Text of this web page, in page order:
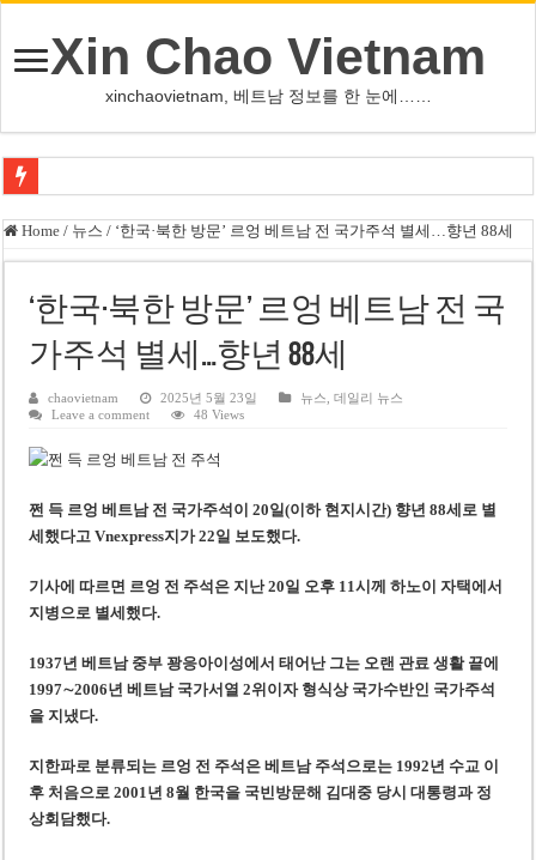
Xin Chao Vietnam
xinchaovietnam, 베트남 정보를 한 눈에……
쩐 타인 먼 베트남 국회의장 “외교 성과, 국가 위상 제고에 크게 기여”
싱가포르 하오마트, 마지막 프리미엄 매장 폐점… 적자·소송 악재 속 사업 축
베트남 은행 분기 순이익 1조 동 시대…비엣콤뱅크 등 5곳 돌파
PNJ, 다이아몬드 밀수 여파에 2분기 적자… 10월 임시 주총 개최
케펠, 투티엠 엠파이어시티 지분 전량 2억7000만 달러에 매각
베트남 MB은행, 2026년 수익 목표 자신…부동산 대출 비율 13% 고수
베트남주식 HAT, 15년 연속 현금 배당…주당 3,000동 지급
‘1,000억 달러 남북고속철 투자’ 호언장담 메콜로르 회장 체포
베트남 세무당국, 납세자 정보 공개 기준·절차 명확화
Home / 뉴스 / ‘한국·북한 방문’ 르엉 베트남 전 국가주석 별세…향년 88세
‘한국·북한 방문’ 르엉 베트남 전 국
가주석 별세…향년 88세
chaovietnam 2025년 5월 23일 뉴스 ,데일리 뉴스
Leave a comment
48 Views
쩐 득 르엉 베트남 전 국가주석이 20일(이하 현지시간) 향년 88세로 별
세했다고 Vnexpress지가 22일 보도했다.
기사에 따르면 르엉 전 주석은 지난 20일 오후 11시께 하노이 자택에서
지병으로 별세했다.
1937년 베트남 중부 꽝응아이성에서 태어난 그는 오랜 관료 생활 끝에
1997∼2006년 베트남 국가서열 2위이자 형식상 국가수반인 국가주석
을 지냈다.
지한파로 분류되는 르엉 전 주석은 베트남 주석으로는 1992년 수교 이
후 처음으로 2001년 8월 한국을 국빈방문해 김대중 당시 대통령과 정
상회담했다.